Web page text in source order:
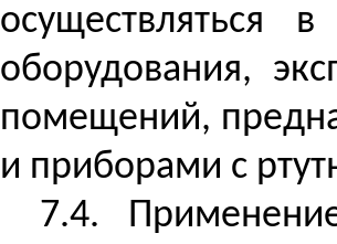
осуществляться
оборудования,
помещений,
и приборами с
7.4.